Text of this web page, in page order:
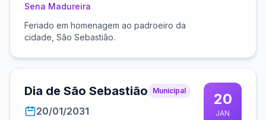
Sena Madureira
Feriado em homenagem ao padroeiro da
cidade, São Sebastião.
Dia de São Sebastião Municipal
20/01/2031
20
JAN